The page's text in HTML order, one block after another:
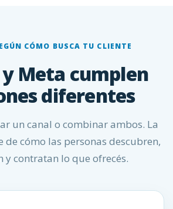
CÓMO BUSCA TU CLIENTE
y Meta cumplen
diferentes
un canal o combinar ambos. La
de cómo las personas descubren,
y contratan lo que ofrecés.